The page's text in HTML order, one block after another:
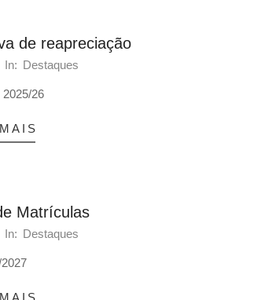
de reapreciação
In: Destaques
26
Matrículas
In: Destaques